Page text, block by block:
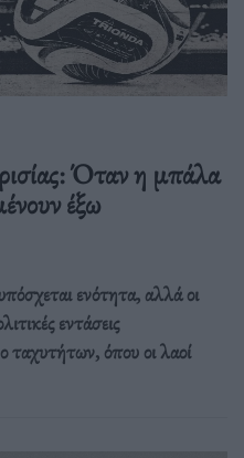
Όταν η μπάλα
έξω
ενότητα, αλλά οι
εντάσεις
ταχυτήτων, όπου οι λαοί